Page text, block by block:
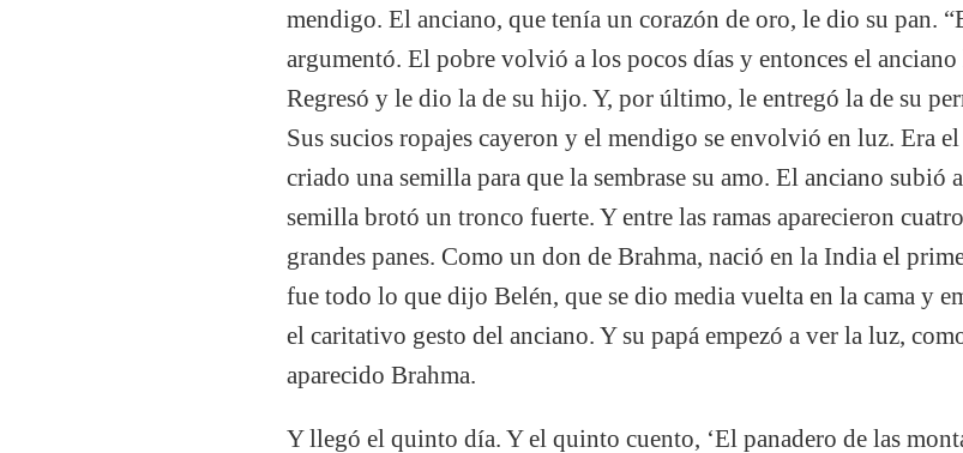
mendigo. El anciano, que tenía un corazón de oro, le dio su pan.
argumentó. El pobre volvió a los pocos días y entonces el
Regresó y le dio la de su hijo. Y, por último, le entregó la de su
Sus sucios ropajes cayeron y el mendigo se envolvió en luz. Era
criado una semilla para que la sembrase su amo. El anciano subió
semilla brotó un tronco fuerte. Y entre las ramas aparecieron
grandes panes. Como un don de Brahma, nació en la India el
fue todo lo que dijo Belén, que se dio media vuelta en la cama y
el caritativo gesto del anciano. Y su papá empezó a ver la luz,
aparecido Brahma.
Y llegó el quinto día. Y el quinto cuento, ‘El panadero de las